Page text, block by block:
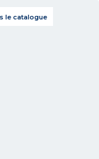
le catalogue